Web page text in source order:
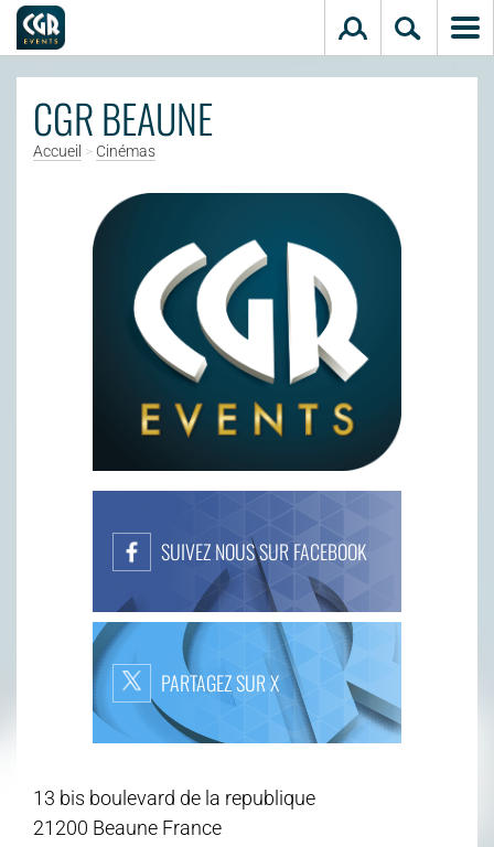
CGR BEAUNE
Accueil > Cinémas
SUIVEZ NOUS SUR FACEBOOK
PARTAGEZ SUR X
13 bis boulevard de la republique
21200 Beaune France